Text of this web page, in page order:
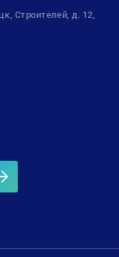
Строителей, д. 12,